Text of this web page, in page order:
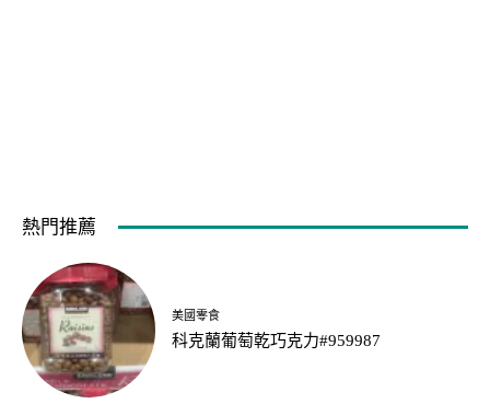
熱門推薦
美國零食
科克蘭葡萄乾巧克力#959987